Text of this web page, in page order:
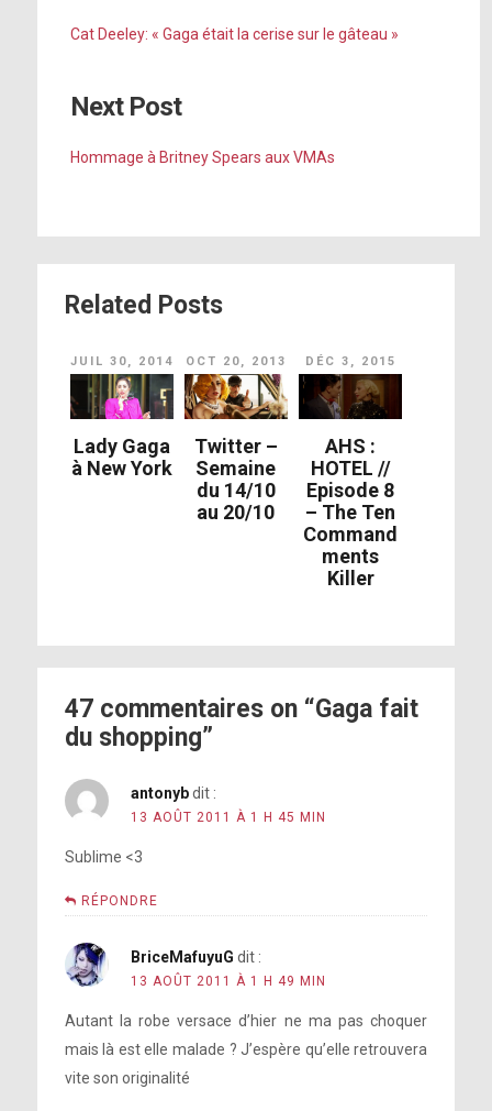
Cat Deeley: « Gaga était la cerise sur le gâteau »
Next Post
Hommage à Britney Spears aux VMAs
Related Posts
JUIL 30, 2014
Lady Gaga
à New York
OCT 20, 2013
Twitter –
Semaine
du 14/10
au 20/10
DÉC 3, 2015
AHS :
HOTEL //
Episode 8
– The Ten
Command
ments
Killer
47 commentaires on “Gaga fait
du shopping”
antonyb dit :
13 AOÛT 2011 À 1 H 45 MIN
Sublime <3
RÉPONDRE
BriceMafuyuG dit :
13 AOÛT 2011 À 1 H 49 MIN
Autant la robe versace d’hier ne ma pas choquer
mais là est elle malade ? J’espère qu’elle retrouvera
vite son originalité